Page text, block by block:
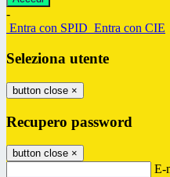
-
Entra con SPID Entra con CIE
Seleziona utente
button close ×
Recupero password
button close ×
E-